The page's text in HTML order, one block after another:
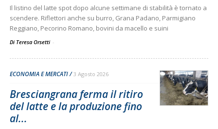
Il listino del latte spot dopo alcune settimane di stabilità è tornato a
scendere. Riflettori anche su burro, Grana Padano, Parmigiano
Reggiano, Pecorino Romano, bovini da macello e suini
Di Teresa Orsetti -
ECONOMIA E MERCATI 3 Agosto 2026
Bresciangrana ferma il ritiro
del latte e la produzione fino
al...